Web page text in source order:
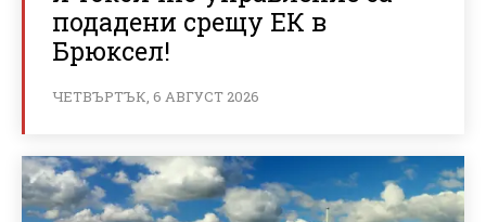
подадени срещу ЕК в
Брюксел!
ЧЕТВЪРТЪК, 6 АВГУСТ 2026